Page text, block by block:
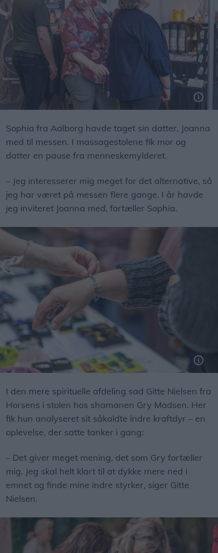
Sophia fra Aalborg havde taget sin datter, Joanna
med til messen. I massagestolene fik mor og
datter en pause fra menneskemylderet.
– Jeg interesserer mig meget for det alternative, så
jeg har været på messen flere gange. I år havde
jeg inviteret Joanna med, fortæller Sophia.
I den mere spirituelle afdeling sad Gitte Nielsen fra
Horsens i stolen hos shamanen Gry Madsen. Her
fik hun analyseret sit såkaldte indre kraftdyr – en
oplevelse, der satte tanker i gang:
– Det giver meget mening, det som Gry fortæller
mig. Jeg skal helt klart til at dykke mere ned i
emnet og finde mine indre styrker, siger Gitte
Nielsen.